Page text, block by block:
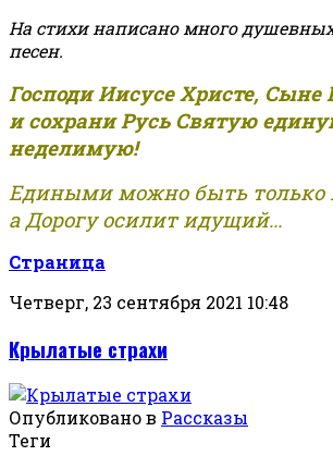
На стихи написано много
песен.
Господи Иисусе Христе,
и сохрани Русь Святую
неделимую!
Едиными можно быть только
а Дорогу осилит идущий...
Страница
Четверг, 23 сентября 2021 10:48
Крылатые страхи
Опубликовано в Рассказы
Теги